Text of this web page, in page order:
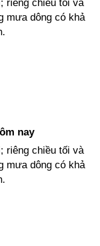
riêng chiều tối và
mưa dông có khả
nay
riêng chiều tối và
mưa dông có khả